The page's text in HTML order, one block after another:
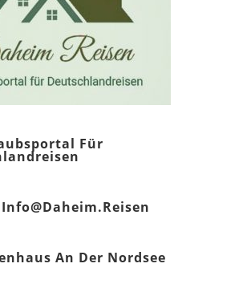
Für
An Der Nordsee